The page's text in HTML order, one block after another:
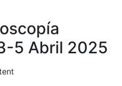
5 Abril 2025